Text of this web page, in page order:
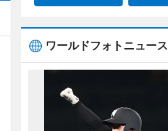
ワールドフォトニュース